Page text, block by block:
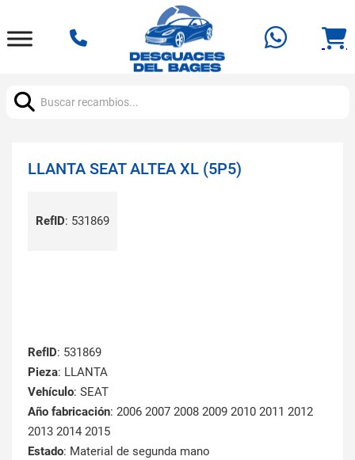
LLANTA SEAT ALTEA XL (5P5)
RefID: 531869
RefID: 531869
Pieza: LLANTA
Vehículo: SEAT
Año fabricación: 2006 2007 2008 2009 2010 2011 2012
2013 2014 2015
Estado: Material de segunda mano